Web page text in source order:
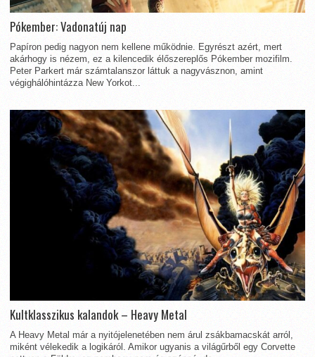
Pókember: Vadonatúj nap
Papíron pedig nagyon nem kellene működnie. Egyrészt azért, mert
akárhogy is nézem, ez a kilencedik élőszereplős Pókember mozifilm.
Peter Parkert már számtalanszor láttuk a nagyvásznon, amint
végighálóhintázza New Yorkot...
Kultklasszikus kalandok – Heavy Metal
A Heavy Metal már a nyitójelenetében nem árul zsákbamacskát arról,
miként vélekedik a logikáról. Amikor ugyanis a világűrből egy Corvette